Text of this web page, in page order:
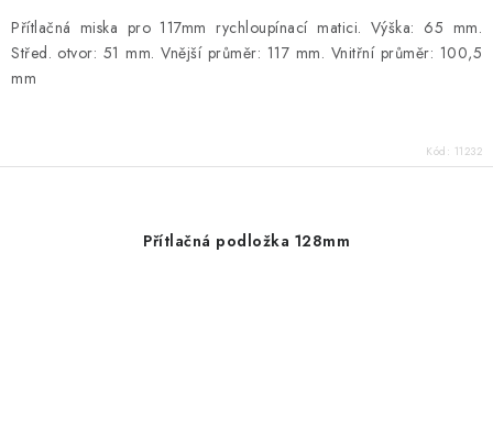
Přítlačná miska pro 117mm rychloupínací matici. Výška: 65 mm.
Střed. otvor: 51 mm. Vnější průměr: 117 mm. Vnitřní průměr: 100,5
mm
Kód: 11232
Přítlačná podložka 128mm